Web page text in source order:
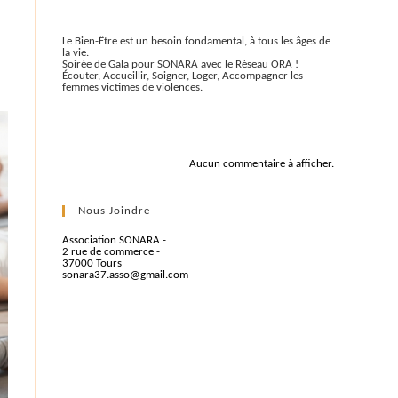
Le Bien-Être est un besoin fondamental, à tous les âges de
la vie.
Soirée de Gala pour SONARA avec le Réseau ORA !
Écouter, Accueillir, Soigner, Loger, Accompagner les
femmes victimes de violences.
Aucun commentaire à afficher.
Nous Joindre
Association SONARA -
2 rue de commerce -
37000 Tours
sonara37.asso@gmail.com